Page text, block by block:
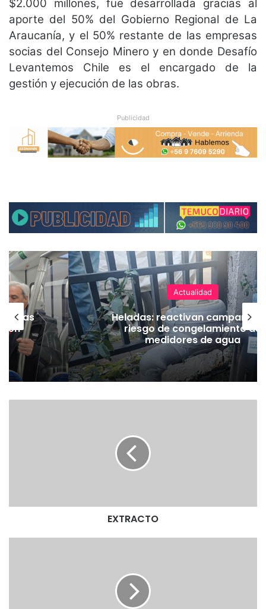
$2.000 millones, fue desarrollada gracias al
aporte del 50% del Gobierno Regional de La
Araucanía, y el 50% restante de las empresas
socias del Consejo Minero y en donde Desafío
Levantemos Chile es el encargado de la
gestión y ejecución de las obras.
Publicidad
vías
Actualidad
Heladas: reactivan campaña
riesgo de congelamiento de
medidores de agua
EXTRACTO